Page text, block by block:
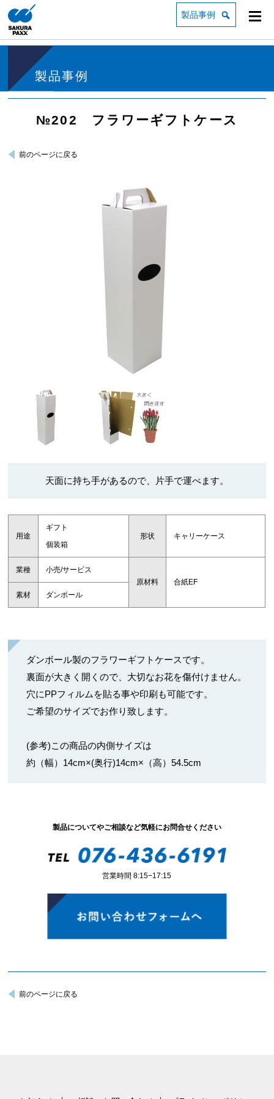
製品事例
製品事例
№202 フラワーギフトケース
前のページに戻る
天面に持ち手があるので、片手で運べます。
用途
ギフト
個装箱
形状 キャリーケース
業種
小売/サービス
原材料
合紙EF
素材
ダンボール
ダンボール製のフラワーギフトケースです。
裏面が大きく開くので、大切なお花を傷付けません。
穴にPPフィルムを貼る事や印刷も可能です。
ご希望のサイズでお作り致します。
(参考)この商品の内側サイズは
約（幅）14cm×(奥行)14cm×（高）54.5cm
製品についてやご相談など気軽にお問合せください
営業時間 8:15−17:15
前のページに戻る